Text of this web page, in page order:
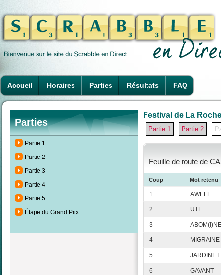
Accueil Horaires Parties Résultats FAQ
Parties
Partie 1
Partie 2
Partie 3
Partie 4
Partie 5
Étape du Grand Prix
Festival de La
Partie 1 Partie 2
Feuille de route de
Coup Mot retenu
1 AWELE
2 UTE
3
4 MIGRAINE
5 JARDINET
6 GAVANT